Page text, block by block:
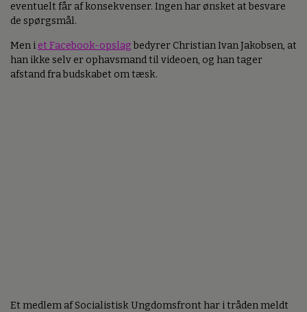
eventuelt får af konsekvenser. Ingen har ønsket at besvare
de spørgsmål.
Men i et Facebook-opslagbedyrer Christian Ivan Jakobsen, at
han ikke selv er ophavsmand til videoen, og han tager
afstand fra budskabet om tæsk.
Et medlem af Socialistisk Ungdomsfront har i tråden meldt